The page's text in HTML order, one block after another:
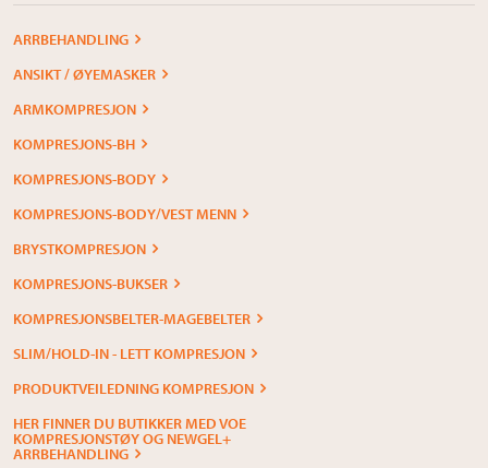
ARRBEHANDLING
ANSIKT / ØYEMASKER
ARMKOMPRESJON
KOMPRESJONS-BH
KOMPRESJONS-BODY
KOMPRESJONS-BODY/VEST MENN
BRYSTKOMPRESJON
KOMPRESJONS-BUKSER
KOMPRESJONSBELTER-MAGEBELTER
SLIM/HOLD-IN - LETT KOMPRESJON
PRODUKTVEILEDNING KOMPRESJON
HER FINNER DU BUTIKKER MED VOE
KOMPRESJONSTØY OG NEWGEL+
ARRBEHANDLING